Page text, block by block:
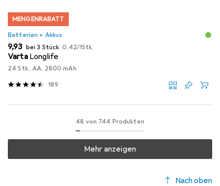
MENGENRABATT
Batterien + Akkus
EUR
9,93 bei 3 Stück EUR
0,42/1Stk.
Varta Longlife
24 Stk., AA, 2800 mAh
189
48 von 744 Produkten
Mehr anzeigen
Nach oben